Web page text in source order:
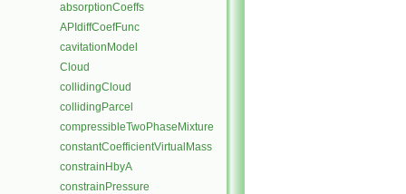
absorptionCoeffs
APIdiffCoefFunc
cavitationModel
Cloud
collidingCloud
collidingParcel
compressibleTwoPhaseMixture
constantCoefficientVirtualMass
constrainHbyA
constrainPressure